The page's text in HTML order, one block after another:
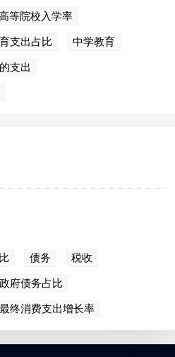
等院校入学率
支出占比 中学教育
支出
债务 税收
府债务占比
终消费支出增长率